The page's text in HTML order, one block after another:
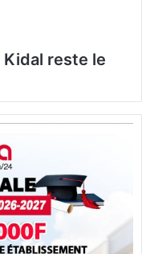
Kidal reste le